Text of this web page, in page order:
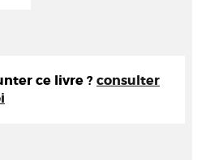
ce livre ? consulter